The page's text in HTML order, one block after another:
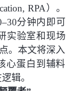
RPA）。
分钟内即可
实验室和现场
。本文将深入
心蛋白到辅料
辑。